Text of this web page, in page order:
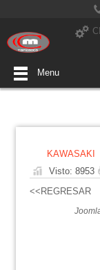
Menu
KAWASAKI
Visto: 8953
<<REGRESAR